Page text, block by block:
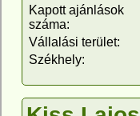
Kapott ajánlások
száma:
Vállalási terület:
Székhely: